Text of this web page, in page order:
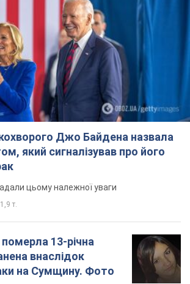
Джо Байдена назвала
який сигналізував про його
цьому належної уваги
т.
померла 13-річна
внаслідок
на Сумщину. Фото